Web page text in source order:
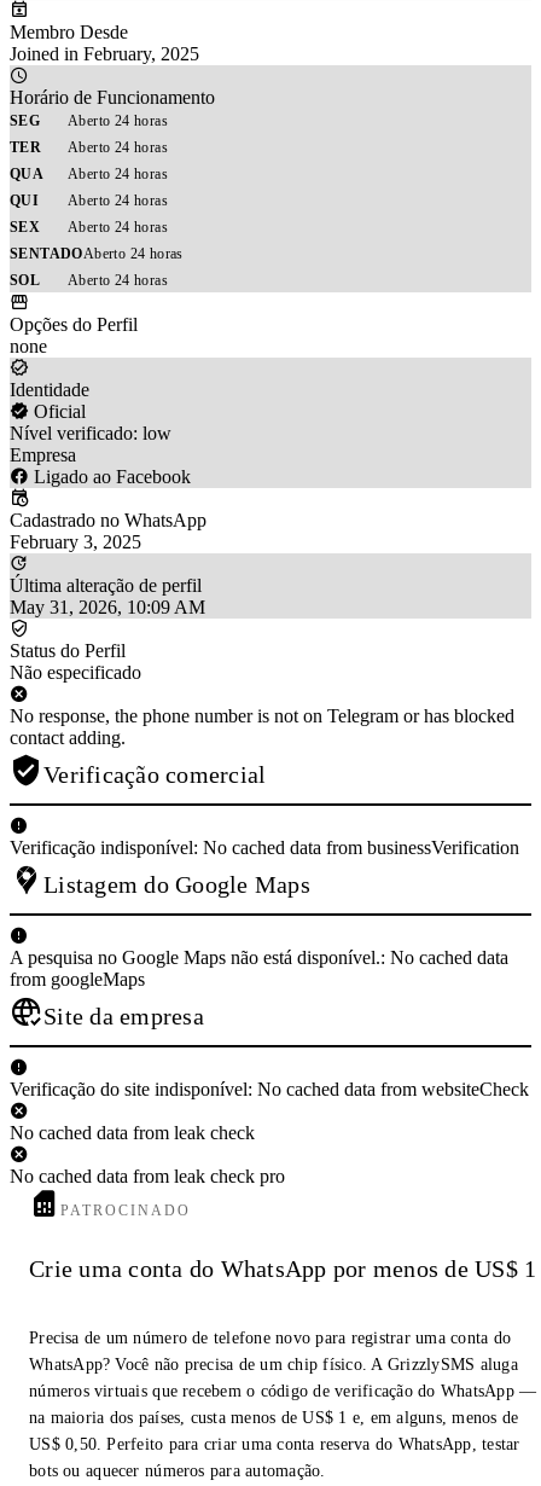
Membro Desde
Joined in February, 2025
Horário de Funcionamento
SEG
Aberto 24 horas
TER
Aberto 24 horas
QUA
Aberto 24 horas
QUI
Aberto 24 horas
SEX
Aberto 24 horas
SENTADOAberto 24 horas
SOL
Aberto 24 horas
Opções do Perfil
none
Identidade
Oficial
Nível verificado: low
Empresa
Ligado ao Facebook
Cadastrado no WhatsApp
February 3, 2025
Última alteração de perfil
May 31, 2026, 10:09 AM
Status do Perfil
Não especificado
No response, the phone number is not on Telegram or has blocked
contact adding.
Verificação comercial
Verificação indisponível: No cached data from businessVerification
Listagem do Google Maps
A pesquisa no Google Maps não está disponível.: No cached data
from googleMaps
Site da empresa
Verificação do site indisponível: No cached data from websiteCheck
No cached data from leak check
No cached data from leak check pro
PATROCINADO
Crie uma conta do WhatsApp por menos de US$ 1
Precisa de um número de telefone novo para registrar uma conta do
WhatsApp? Você não precisa de um chip físico. A GrizzlySMS aluga
números virtuais que recebem o código de verificação do WhatsApp —
na maioria dos países, custa menos de US$ 1 e, em alguns, menos de
US$ 0,50. Perfeito para criar uma conta reserva do WhatsApp, testar
bots ou aquecer números para automação.